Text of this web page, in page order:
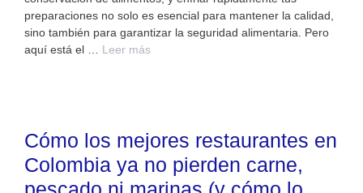
preparaciones no solo es esencial para mantener la calidad,
sino también para garantizar la seguridad alimentaria. Pero
aquí está el … Leer más
Cómo los mejores restaurantes en
Colombia ya no pierden carne,